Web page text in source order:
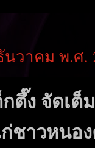
วาคม พ.ศ.
ตึ๊ง จัดเต็
ชาวหนอ